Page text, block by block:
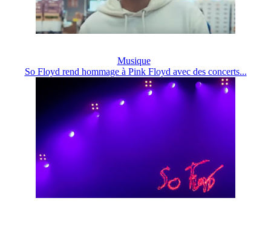
Musique
So Floyd rend hommage à Pink Floyd avec des concerts...